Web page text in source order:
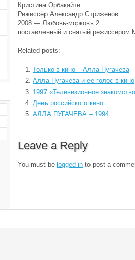
Кристина Орбакайте
Режиссёр Александр Стриженов
2008 — Любовь-морковь 2
поставленный и снятый
Related posts:
Только в кино – Алла Пугачева
Алла Пугачева и ее голос в кино
1997 «Телевизионное
День российского кино
АЛЛА ПУГАЧЕВА – 1994
Leave a Reply
You must be logged in to post a